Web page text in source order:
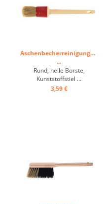
Aschenbecherreinigungspinsel
...
Rund, helle Borste,
Kunststoffstiel ...
3,59 €